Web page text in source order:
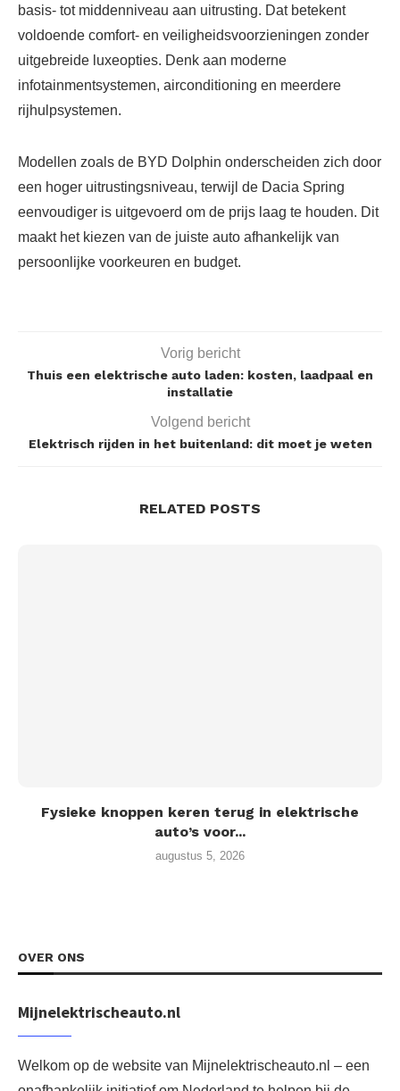
basis- tot middenniveau aan uitrusting. Dat betekent
voldoende comfort- en veiligheidsvoorzieningen zonder
uitgebreide luxeopties. Denk aan moderne
infotainmentsystemen, airconditioning en meerdere
rijhulpsystemen.
Modellen zoals de BYD Dolphin onderscheiden zich door
een hoger uitrustingsniveau, terwijl de Dacia Spring
eenvoudiger is uitgevoerd om de prijs laag te houden. Dit
maakt het kiezen van de juiste auto afhankelijk van
persoonlijke voorkeuren en budget.
Vorig bericht
Thuis een elektrische auto laden: kosten, laadpaal en
installatie
Volgend bericht
Elektrisch rijden in het buitenland: dit moet je weten
RELATED POSTS
Fysieke knoppen keren terug in elektrische
auto’s voor...
augustus 5, 2026
OVER ONS
Mijnelektrischeauto.nl
Welkom op de website van Mijnelektrischeauto.nl – een